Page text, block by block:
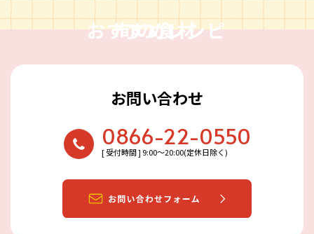
おすすめレシピ
旬の食材
お問い合わせ
0866-22-0550
[ 受付時間 ] 9:00〜20:00(定休日除く)